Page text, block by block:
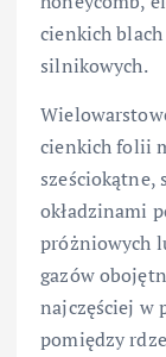
cienkich blach
silnikowych.
cienkich folii
sześciokątne,
okładzinami
próżniowych
gazów
najczęściej w
pomiędzy